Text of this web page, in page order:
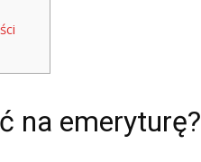
na emeryturę?